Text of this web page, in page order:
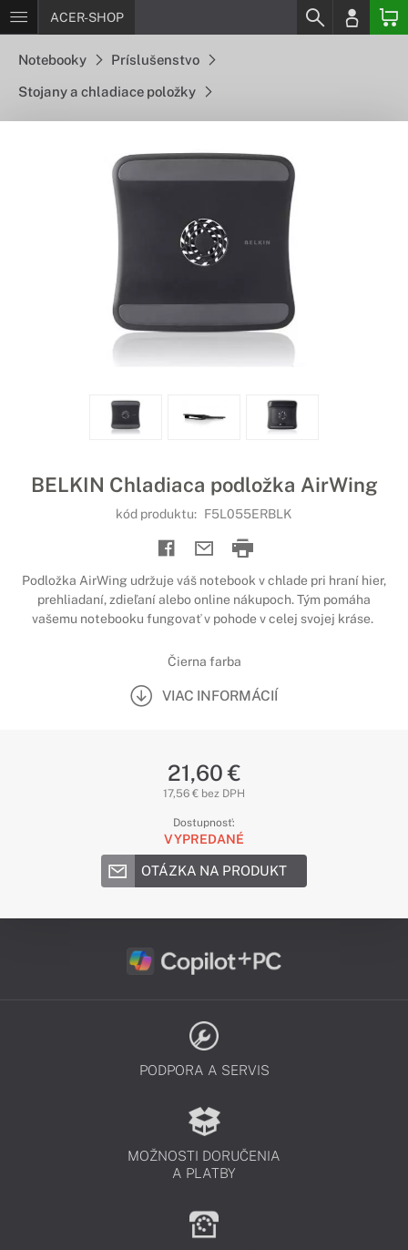
ACER-SHOP
Notebooky Príslušenstvo
Stojany a chladiace položky
BELKIN Chladiaca podložka AirWing
kód produktu: F5L055ERBLK
Podložka AirWing udržuje váš notebook v chlade pri hraní hier,
prehliadaní, zdieľaní alebo online nákupoch. Tým pomáha
vašemu notebooku fungovať v pohode v celej svojej kráse.
Čierna farba
VIAC INFORMÁCIÍ
21,60 €
17,56 € bez DPH
Dostupnosť:
VYPREDANÉ
OTÁZKA NA PRODUKT
PODPORA A SERVIS
MOŽNOSTI DORUČENIA
A PLATBY